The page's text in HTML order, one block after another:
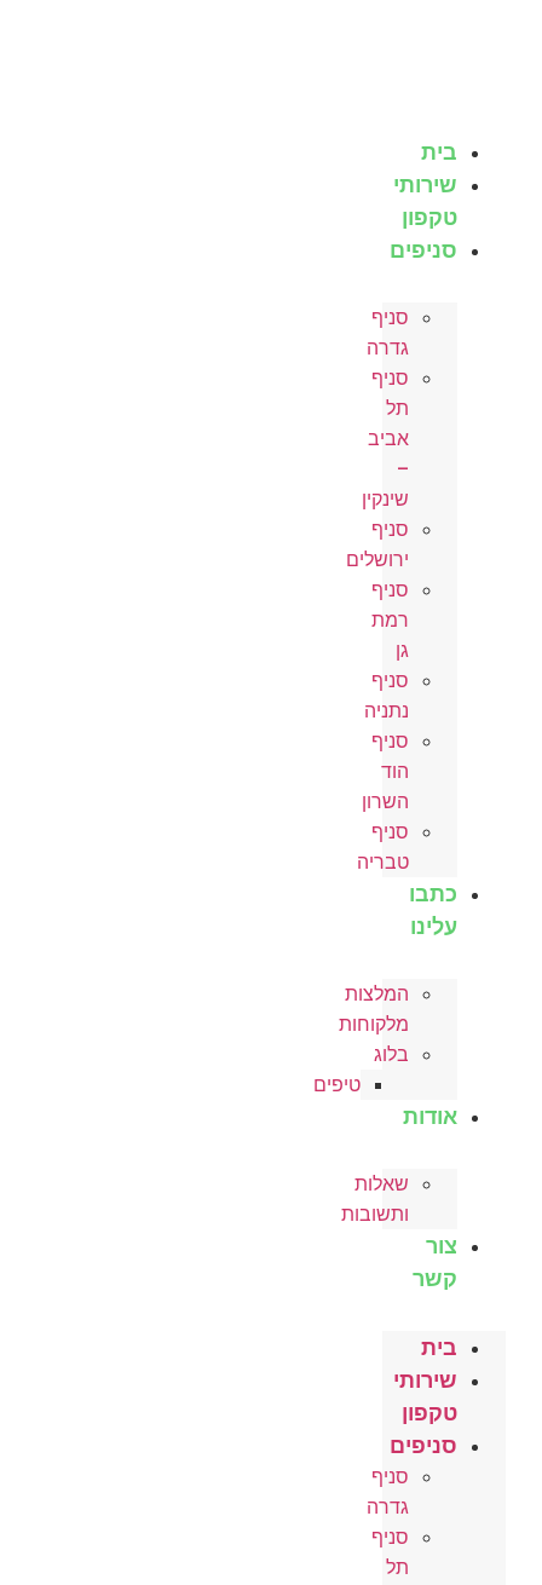
בית
שירותי
טקפון
סניפים
סניף
גדרה
סניף
תל
אביב
–
שינקין
סניף
ירושלים
סניף
רמת
גן
סניף
נתניה
סניף
הוד
השרון
סניף
טבריה
כתבו
עלינו
המלצות
מלקוחות
בלוג
טיפים
אודות
שאלות
ותשובות
צור
קשר
בית
שירותי
טקפון
סניפים
סניף
גדרה
סניף
תל